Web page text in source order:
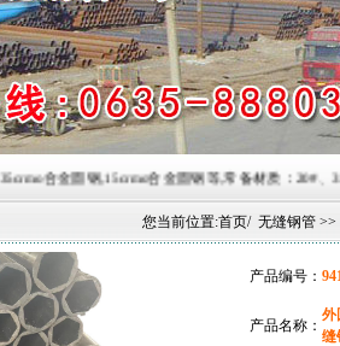
合金圆钢,15crmo合金圆钢等,常备材质：20#、
您当前位置:首页/ 无缝钢管 >>
产品编号：
产品名称：
外
缝